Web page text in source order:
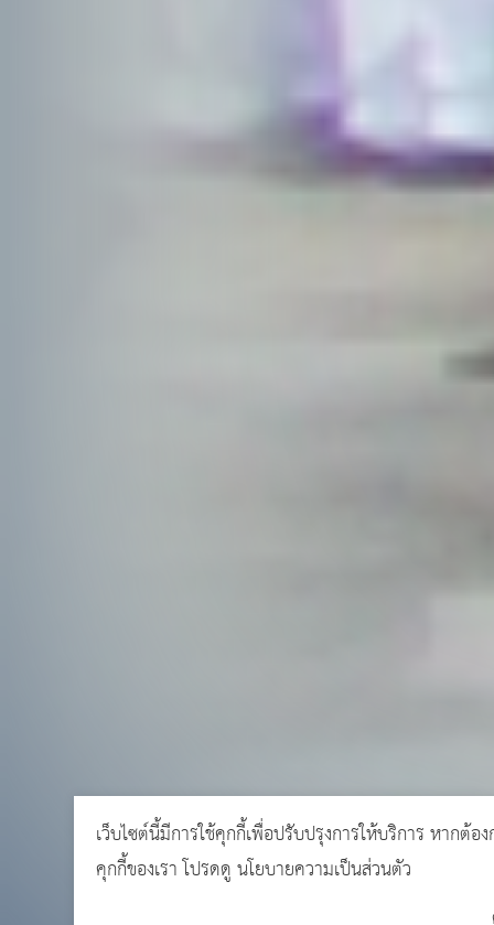
เว็บไซต์นี้มีการใช้คุกกี้เพื่อปรับปรุงการให้บริการ หากต้อ
คุกกี้ของเรา โปรดดูนโยบายความเป็นส่วนตัว